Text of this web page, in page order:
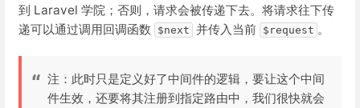
到 Laravel 学院；否则，请求会被传递下去。将请求往下传
递可以通过调用回调函数
$next 并传入当前 $request 。
注：此时只是定义好了中间件的逻辑，要让这个中间
件生效，还要将其注册到指定路由中，我们很快就会